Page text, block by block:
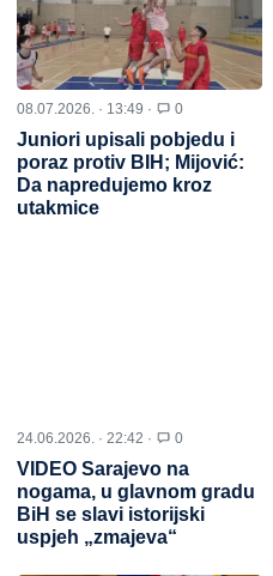
08.07.2026. · 13:49 · 0
Juniori upisali pobjedu i
poraz protiv BIH; Mijović:
Da napredujemo kroz
utakmice
24.06.2026. · 22:42 · 0
VIDEO Sarajevo na
nogama, u glavnom gradu
BiH se slavi istorijski
uspjeh „zmajeva“